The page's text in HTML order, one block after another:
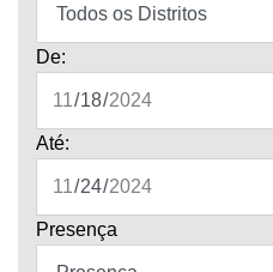
De:
Até:
Presença